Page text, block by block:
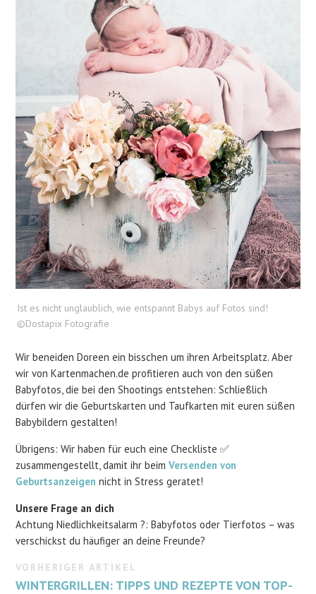
Ist es nicht unglaublich, wie entspannt Babys auf Fotos sind!
©Dostapix Fotografie
Wir beneiden Doreen ein bisschen um ihren Arbeitsplatz. Aber
wir von Kartenmachen.de profitieren auch von den süßen
Babyfotos, die bei den Shootings entstehen: Schließlich
dürfen wir die Geburtskarten und Taufkarten mit euren süßen
Babybildern gestalten!
Übrigens: Wir haben für euch eine Checkliste ✅
zusammengestellt, damit ihr beimVersenden von
Geburtsanzeigen nicht in Stress geratet!
Unsere Frage an dich
Achtung Niedlichkeitsalarm ?: Babyfotos oder Tierfotos – was
verschickst du häufiger an deine Freunde?
VORHERIGER ARTIKEL
WINTERGRILLEN: TIPPS UND REZEPTE VON TOP-